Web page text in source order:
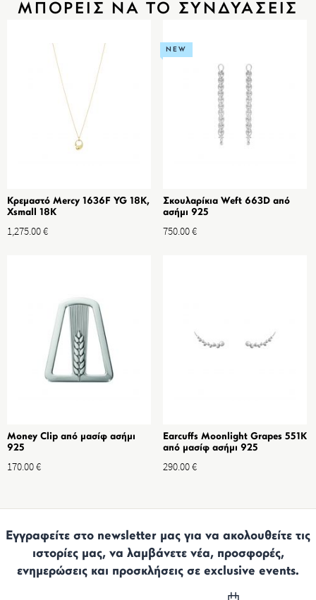
ΜΠΟΡΕΙΣ ΝΑ ΤΟ ΣΥΝΔΥΑΣΕΙΣ
Κρεμαστό Mercy 1636F YG 18K,
Xsmall 18K
1,275.00€
NEW
Σκουλαρίκια Weft 663D από
ασήμι 925
750.00€
Money Clip από μασίφ ασήμι
925
170.00€
Earcuffs Moonlight Grapes 551K
από μασίφ ασήμι 925
290.00€
Εγγραφείτε στο newsletter μας για να ακολουθείτε τις
ιστορίες μας, να λαμβάνετε νέα, προσφορές,
ενημερώσεις και προσκλήσεις σε exclusive events.